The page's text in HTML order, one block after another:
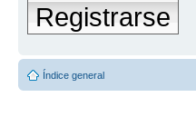
Registrarse
Índice general